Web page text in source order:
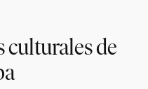
culturales de